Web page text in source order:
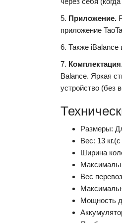
5. Приложение.
приложение
6. Также iBalance
7. Комплектация
Balance. Яркая
устройство (без
Размеры:
Вес: 13
Ширина
Вес
Мощность